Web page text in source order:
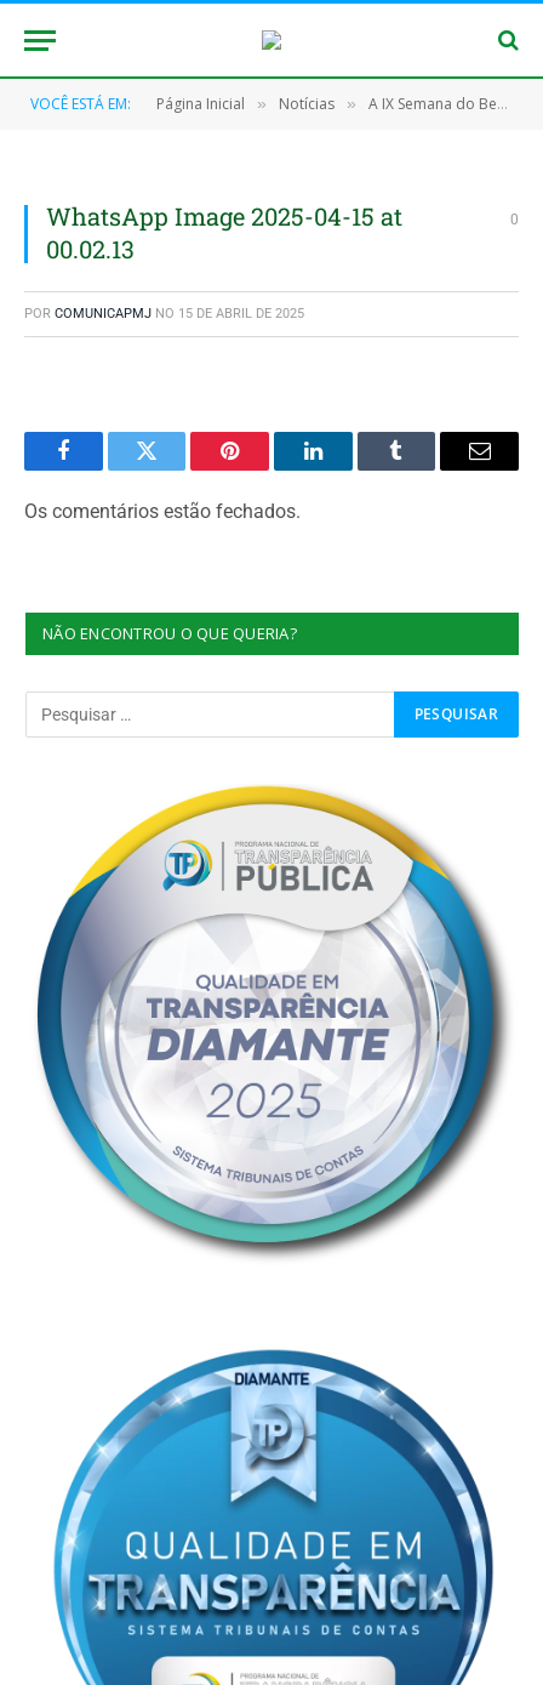
VOCÊ ESTÁ EM: Página Inicial » Notícias » A IX Semana do Bebê foi avaliada de forma positiva pela população
WhatsApp Image 2025-04-15 at
00.02.13
0
POR COMUNICAPMJ NO 15 DE ABRIL DE 2025
FacebookTwitter Pinterest O
Tumblr
E-
Os comentários estão fechados.
NÃO ENCONTROU O QUE QUERIA?